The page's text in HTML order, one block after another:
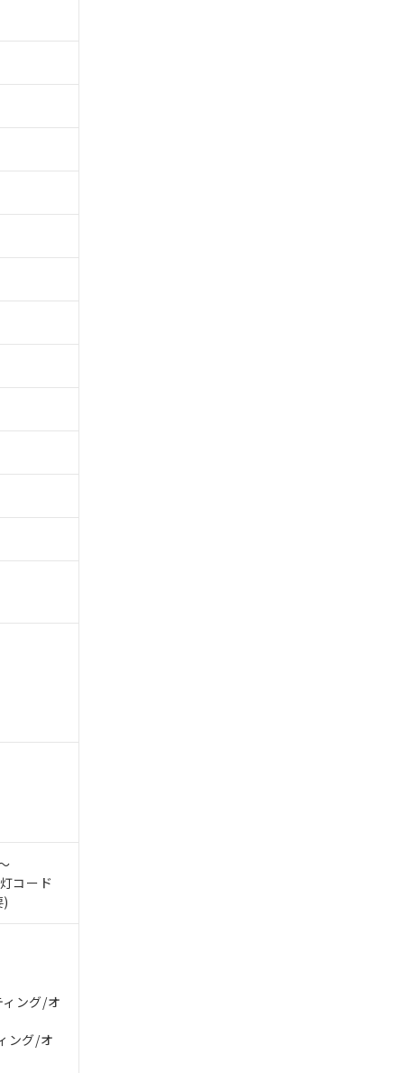
コード
ング/オ
ング/オ
供させていただ
了承ください。
き作成されるも
をご了承くださ
です。
ありません。
です。
1000ppm以下、
下、フタル酸ジブチ
) : 1000ppm、
貨物等」とい
可)を取得する
要な手段を講じ